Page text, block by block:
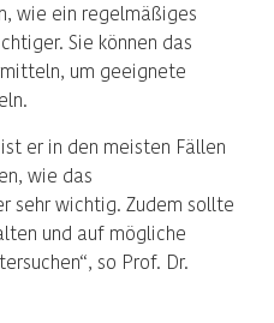
wie ein regelmäßiges
Sie können das
um geeignete
er in den meisten Fällen
wie das
sehr wichtig. Zudem sollte
und auf mögliche
so Prof. Dr.